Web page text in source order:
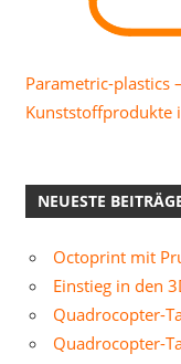
Parametric-plastics
Kunststoffprodukte
NEUESTE
Octoprint mit
Einstieg in den
Quadrocopter-
Quadrocopter-